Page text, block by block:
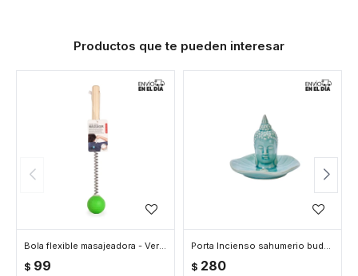
Productos que te pueden interesar
Bola flexible masajeadora - Verde
$ 99
Porta Incienso sahumerio buda redondo - Verde
$ 280